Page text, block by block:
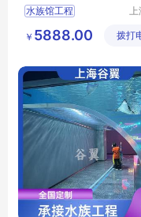
全
水族馆工程
水族工程
上海水族馆
上
有
￥ 5888.00 拨打